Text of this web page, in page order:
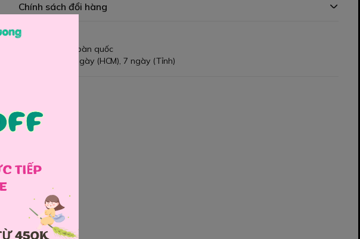
Chính sách đổi hàng
Giao hàng toàn quốc
Đổi hàng 3 ngày (HCM), 7 ngày (Tỉnh)